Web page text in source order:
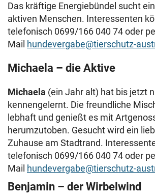
Das kräftige Energiebündel sucht
aktiven Menschen. Interessenten
telefonisch 0699/166 040 74 oder
Mail hundevergabe@tierschutz-
Michaela – die Aktive
Michaela (ein Jahr alt) hat bis jetzt
kennengelernt. Die freundliche
lebhaft und genießt es mit
herumzutoben. Gesucht wird ein
Zuhause am Stadtrand.
telefonisch 0699/166 040 74 oder
Mail hundevergabe@tierschutz-
Benjamin – der Wirbelwind